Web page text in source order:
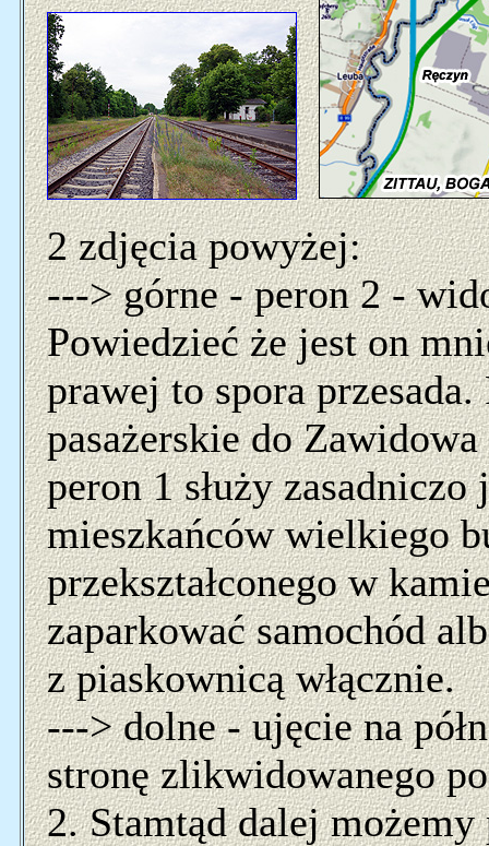
2 zdjęcia powyżej:
---> górne - peron 2 -
Powiedzieć że jest on
prawej to spora
pasażerskie do
peron 1 służy
mieszkańców wielkiego
przekształconego w
zaparkować samochód
z piaskownicą włącznie.
---> dolne - ujęcie na
stronę zlikwidowanego
2. Stamtąd dalej